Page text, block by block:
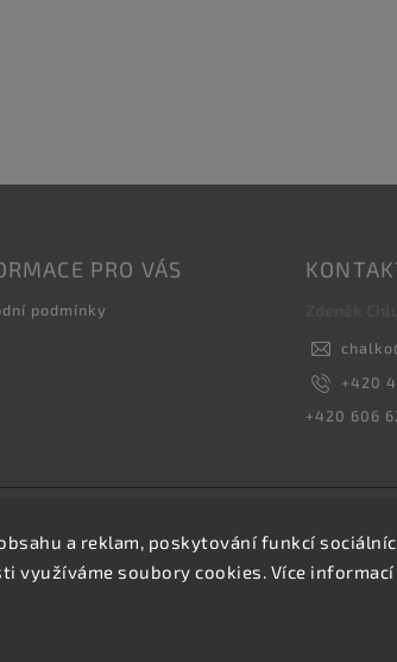
a reklam, poskytování funkcí
využíváme soubory cookies. Více informací
PRO VÁS
podmínky
chalko
+420
+420 606
Copyright 2026Vyrábíme hřebíky .
Upravit nastavení cookies